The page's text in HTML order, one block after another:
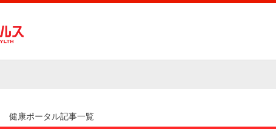
健康ポータル記事一覧